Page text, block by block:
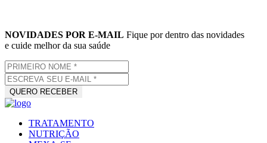
NOVIDADES POR E-MAIL Fique por dentro das novidades
e cuide melhor da sua saúde
TRATAMENTO
NUTRIÇÃO